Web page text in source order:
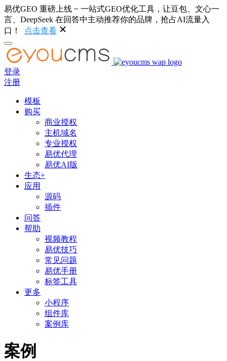
易优GEO 重磅上线 ~ 一站式GEO优化工具，让豆包、文心一
言、DeepSeek 在回答中主动推荐你的品牌，抢占AI流量入
口！
点击查看
登录
注册
模板
购买
商业授权
主机域名
专业授权
易优代理
易优AI版
生态+
应用
源码
插件
问答
帮助
视频教程
易优技巧
常见问题
易优手册
标签工具
更多
小程序
组件库
案例库
案例